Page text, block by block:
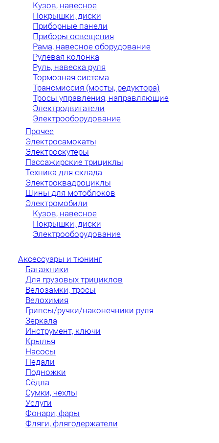
Кузов, навесное
Покрышки, диски
Приборные панели
Приборы освещения
Рама, навесное оборудование
Рулевая колонка
Руль, навеска руля
Тормозная система
Трансмиссия (мосты, редуктора)
Тросы управления, направляющие
Электродвигатели
Электрооборудование
Прочее
Электросамокаты
Электроскутеры
Пассажирские трициклы
Техника для склада
Электроквадроциклы
Шины для мотоблоков
Электромобили
Кузов, навесное
Покрышки, диски
Электрооборудование
Аксессуары и тюнинг
Багажники
Для грузовых трициклов
Велозамки, тросы
Велохимия
Грипсы/ручки/наконечники руля
Зеркала
Инструмент, ключи
Крылья
Насосы
Педали
Подножки
Сёдла
Сумки, чехлы
Услуги
Фонари, фары
Фляги, флягодержатели